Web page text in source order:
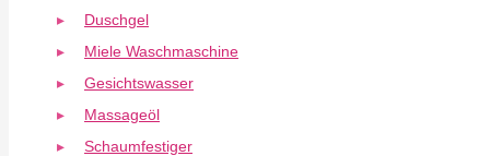
Duschgel
Miele Waschmaschine
Gesichtswasser
Massageöl
Schaumfestiger